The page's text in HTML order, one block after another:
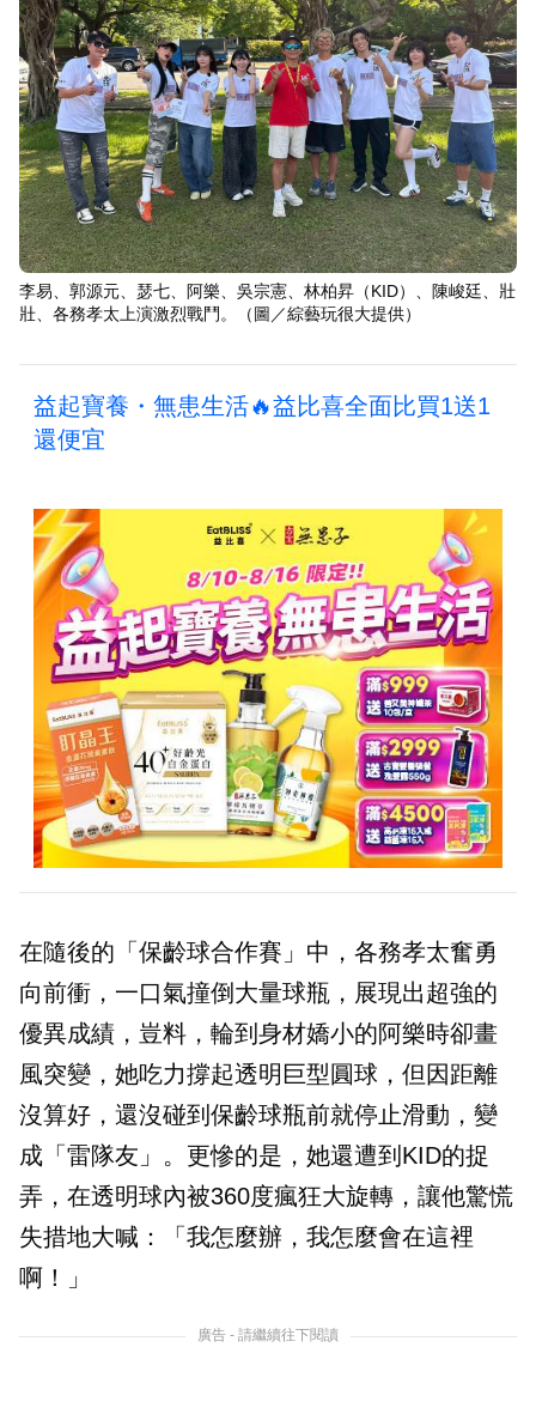
李易、郭源元、瑟七、阿樂、吳宗憲、林柏昇（KID）、陳峻廷、壯
壯、各務孝太上演激烈戰鬥。（圖／綜藝玩很大提供）
益起寶養・無患生活🔥益比喜全面比買1送1
還便宜
在隨後的「保齡球合作賽」中，各務孝太奮勇
向前衝，一口氣撞倒大量球瓶，展現出超強的
優異成績，豈料，輪到身材嬌小的阿樂時卻畫
風突變，她吃力撐起透明巨型圓球，但因距離
沒算好，還沒碰到保齡球瓶前就停止滑動，變
成「雷隊友」。更慘的是，她還遭到KID的捉
弄，在透明球內被360度瘋狂大旋轉，讓他驚慌
失措地大喊：「我怎麼辦，我怎麼會在這裡
啊！」
廣告 - 請繼續往下閱讀